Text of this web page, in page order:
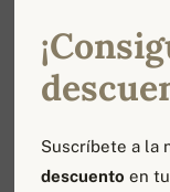
Suscríbete a la
descuento en